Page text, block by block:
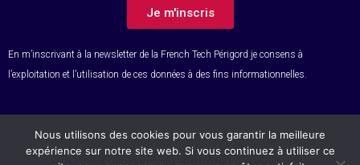
Je m'inscris
En m’inscrivant à la newsletter de la French Tech Périgord je consens à
l’exploitation et l’utilisation de ces données à des fins informationnelles.
© Tous droits réservés – French Tech Périgord
Nous utilisons des cookies pour vous garantir la meilleure
expérience sur notre site web. Si vous continuez à utiliser ce